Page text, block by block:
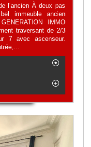
l’ancien À deux pas
immeuble ancien
IMMO
traversant de 2/3
7 avec ascenseur.